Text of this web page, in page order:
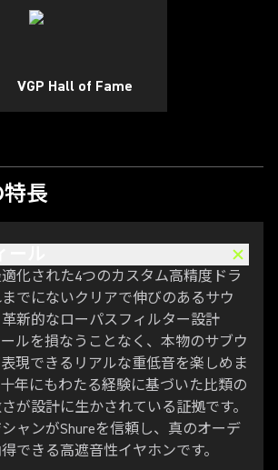
VGP Hall of Fame
長
化された4つのカスタム高精度ドラ
でにないクリアで伸びのあるサウ
新的なローパスフィルター設計
ルを損なうことなく、本物のサブウ
現できるリアルな重低音を楽しめま
年にもわたる経験に基づいた比類の
が設計に生かされている証拠です。
ャンがShureを信頼し、真のオーデ
できる高遮音性イヤホンです。